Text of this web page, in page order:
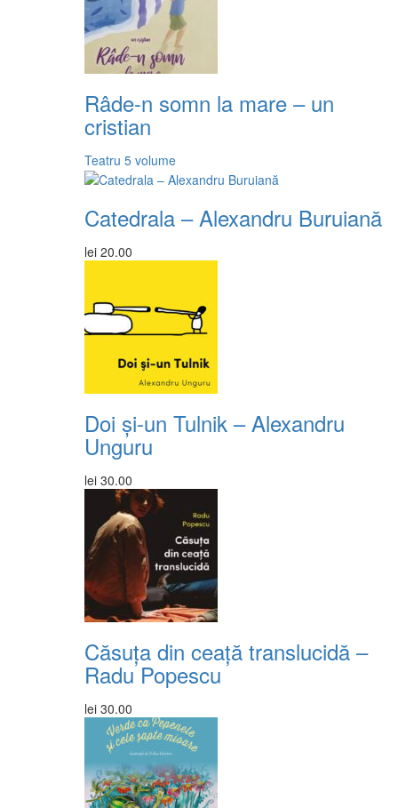
Râde-n somn la mare – un
cristian
Teatru 5 volume
Catedrala – Alexandru Buruiană
lei 20.00
Doi și-un Tulnik – Alexandru
Unguru
lei 30.00
Căsuța din ceață translucidă –
Radu Popescu
lei 30.00